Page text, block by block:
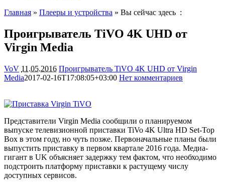
Главная » Плееры и устройства » Вы сейчас здесь :
Проигрыватель TiVO 4K UHD от
Virgin Media
VoV 11.05.2016 Проигрыватель TiVO 4K UHD от Virgin
Media2017-02-16T17:08:05+03:00 Нет комментариев
Представители Virgin Media сообщили о планируемом
выпуске телевизионной приставки TiVo 4K Ultra HD Set-Top
Box в этом году, но чуть позже. Первоначальные планы были
выпустить приставку в первом квартале 2016 года. Медиа-
гигант в UK объясняет задержку тем фактом, что необходимо
подстроить платформу приставки к растущему числу
доступных сервисов.